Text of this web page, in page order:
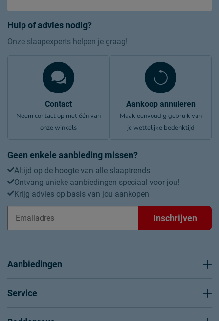
Hulp of advies nodig?
Onze slaapexperts helpen je graag!
Contact
Neem contact op met één van
onze winkels
Aankoop annuleren
Maak eenvoudig gebruik van
je wettelijke bedenktijd
Geen enkele aanbieding missen?
Altijd op de hoogte van alle slaaptrends
Ontvang unieke aanbiedingen speciaal voor jou!
Krijg advies op basis van jou aankopen
Inschrijven
Aanbiedingen
Service